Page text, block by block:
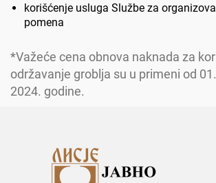
korišćenje usluga Službe za
pomena
*Važeće cena obnova naknada za
održavanje groblja su u primeni od
2024. godine.